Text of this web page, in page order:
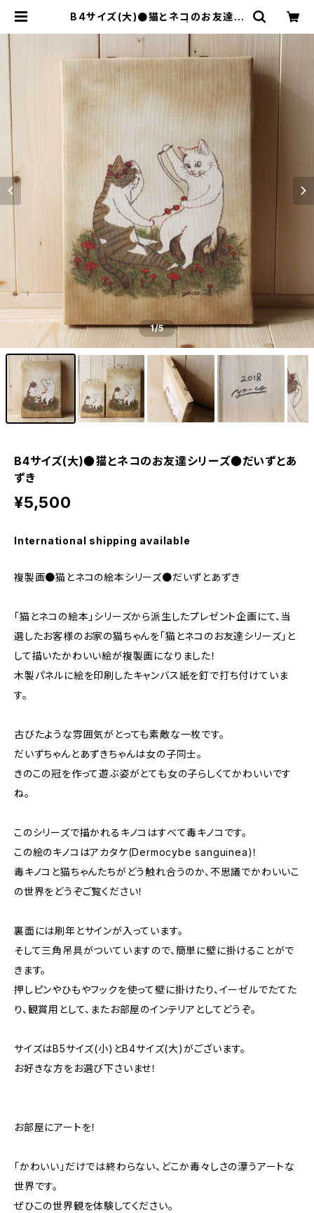
B4サイズ(大)●猫とネコのお友達シ
SHOP
1/5
B4サイズ(大)●猫とネコのお友達シリーズ●だいずとあ
ずき
¥5,500
International shipping available
複製画●猫とネコの絵本シリーズ●だいずとあずき
「猫とネコの絵本」シリーズから派生したプレゼント企画にて、当
選したお客様のお家の猫ちゃんを「猫とネコのお友達シリーズ」と
して描いたかわいい絵が複製画になりました！
木製パネルに絵を印刷したキャンバス紙を釘で打ち付けていま
す。
古びたような雰囲気がとっても素敵な一枚です。
だいずちゃんとあずきちゃんは女の子同士。
きのこの冠を作って遊ぶ姿がとても女の子らしくてかわいいです
ね。
このシリーズで描かれるキノコはすべて毒キノコです。
この絵のキノコはアカタケ(Dermocybe sanguinea)！
毒キノコと猫ちゃんたちがどう触れ合うのか、不思議でかわいいこ
の世界をどうぞご覧ください！
裏面には刷年とサインが入っています。
そして三角吊具がついていますので、簡単に壁に掛けることがで
きます。
押しピンやひもやフックを使って壁に掛けたり、イーゼルでたてた
り、観賞用として、またお部屋のインテリアとしてどうぞ。
サイズはB5サイズ(小)とB4サイズ(大)がございます。
お好きな方をお選び下さいませ！
お部屋にアートを！
「かわいい」だけでは終わらない、どこか毒々しさの漂うアートな
世界です。
ぜひこの世界観を体験してください。